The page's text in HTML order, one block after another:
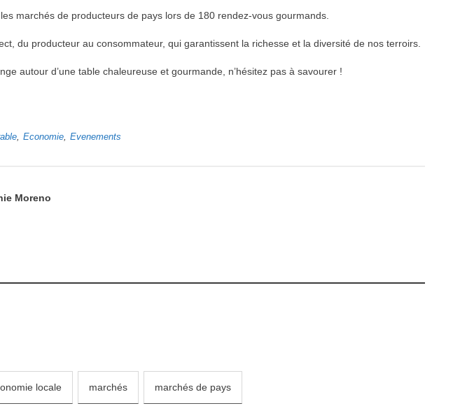
les marchés de producteurs de pays lors de 180 rendez-vous gourmands.
du producteur au consommateur, qui garantissent la richesse et la diversité de nos terroirs.
autour d’une table chaleureuse et gourmande, n’hésitez pas à savourer !
Economie Evenements
Moreno
locale marchés marchés de pays